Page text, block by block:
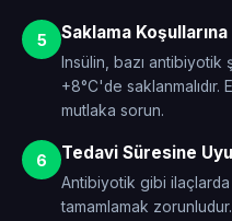
5 Saklama
Insülin, bazı antibiyotik
+8°C'de
mutlaka sorun.
6 Tedavi Süresine
Antibiyotik gibi
tamamlamak